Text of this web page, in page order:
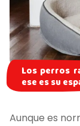
Los perros
ese es su
Aunque es